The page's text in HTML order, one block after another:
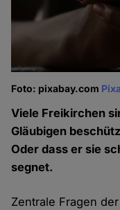
Foto: pixabay.com
Viele Freikirchen
Gläubigen
Oder dass er sie
segnet.
Zentrale Fragen